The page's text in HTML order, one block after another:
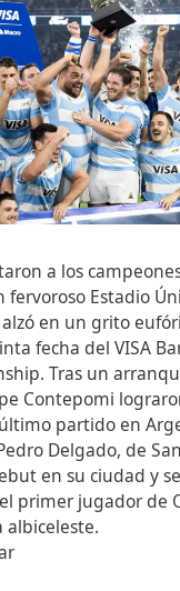
a los
fervoroso Estadio
en un grito
fecha del VISA
Tras un
Contepomi
partido en
Delgado, de
en su ciudad y
primer jugador de
albiceleste.